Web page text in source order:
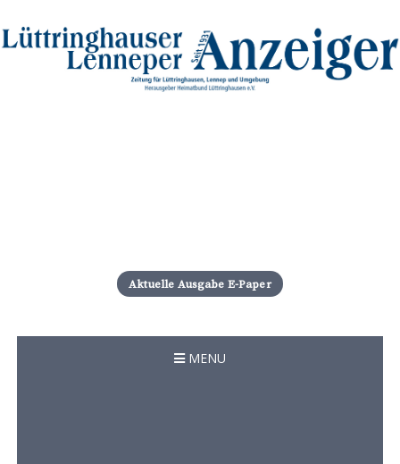
i
p
c
Aktuelle Ausgabe E-Paper
MENU